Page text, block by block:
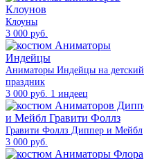
Клоуны
3 000 руб.
Аниматоры Индейцы на детский
праздник
3 000 руб. 1 индеец
Гравити Фоллз Диппер и Мейбл
3 000 руб.